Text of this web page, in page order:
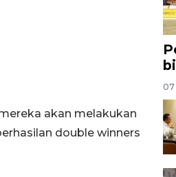
akan melakukan
double winners
07